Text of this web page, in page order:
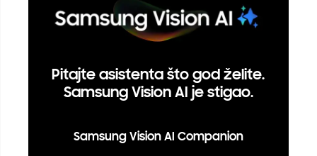
Pitajte asistenta što god želite.
Samsung Vision AI je stigao.
Samsung Vision AI Companion